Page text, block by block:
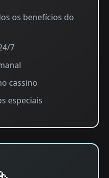
os benefícios do
7
cassino
especiais